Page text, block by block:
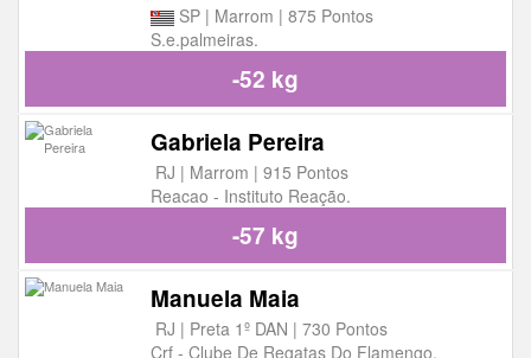
SP | Marrom | 875 Pontos
S.e.palmeiras.
-52 kg
Gabriela Pereira
RJ | Marrom | 915 Pontos
Reacao - Instituto Reação.
-57 kg
Manuela Maia
RJ | Preta 1º DAN | 730 Pontos
Crf - Clube De Regatas Do Flamengo.